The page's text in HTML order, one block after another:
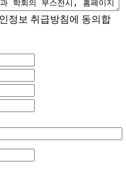
정보 취급방침에 동의합